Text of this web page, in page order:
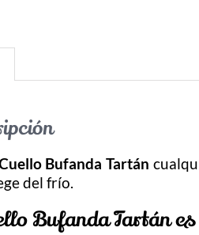
Bufanda Tartán
del frío.
Bufanda Tartán